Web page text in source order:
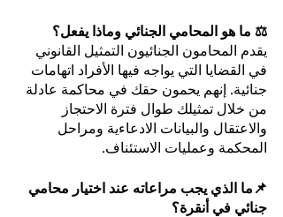
⚖️ ما هو المحامي الجنائي وماذا يفعل؟
يقدم المحامون الجنائيون التمثيل القانوني
في القضايا التي يواجه فيها الأفراد اتهامات
جنائية. إنهم يحمون حقك في محاكمة عادلة
من خلال تمثيلك طوال فترة الاحتجاز
والاعتقال والبيانات الادعاءية ومراحل
المحكمة وعمليات الاستئناف.
📌ما الذي يجب مراعاته عند اختيار محامي
جنائي في أنقرة؟